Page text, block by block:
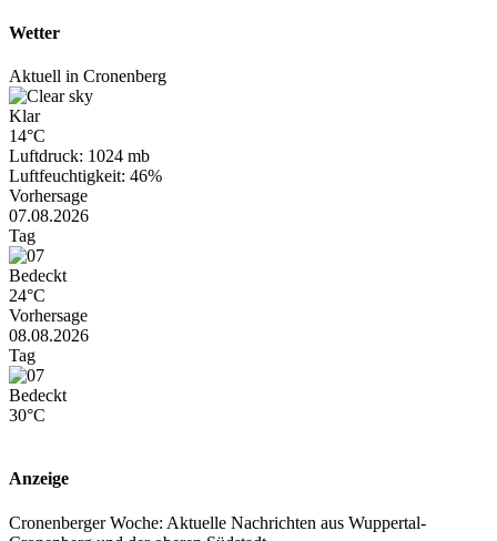
Wetter
Aktuell in Cronenberg
Klar
14°C
Luftdruck: 1024 mb
Luftfeuchtigkeit: 46%
Vorhersage
07.08.2026
Tag
Bedeckt
24°C
Vorhersage
08.08.2026
Tag
Bedeckt
30°C
Anzeige
Cronenberger Woche: Aktuelle Nachrichten aus Wuppertal-